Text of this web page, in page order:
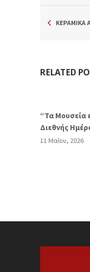
ΚΕΡΑΜΙΚΆ
RELATED
“Τα Μουσεία
Διεθνής
11 Μαΐου, 2026